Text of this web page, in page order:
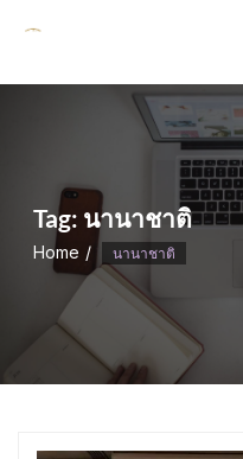
Tag: นานาชาติ
Home นานาชาติ